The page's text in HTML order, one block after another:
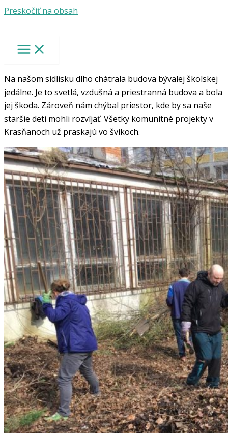
Preskočiť na obsah
Na našom sídlisku dlho chátrala budova bývalej školskej
jedálne. Je to svetlá, vzdušná a priestranná budova a bola
jej škoda. Zároveň nám chýbal priestor, kde by sa naše
staršie deti mohli rozvíjať. Všetky komunitné projekty v
Krasňanoch už praskajú vo švíkoch.